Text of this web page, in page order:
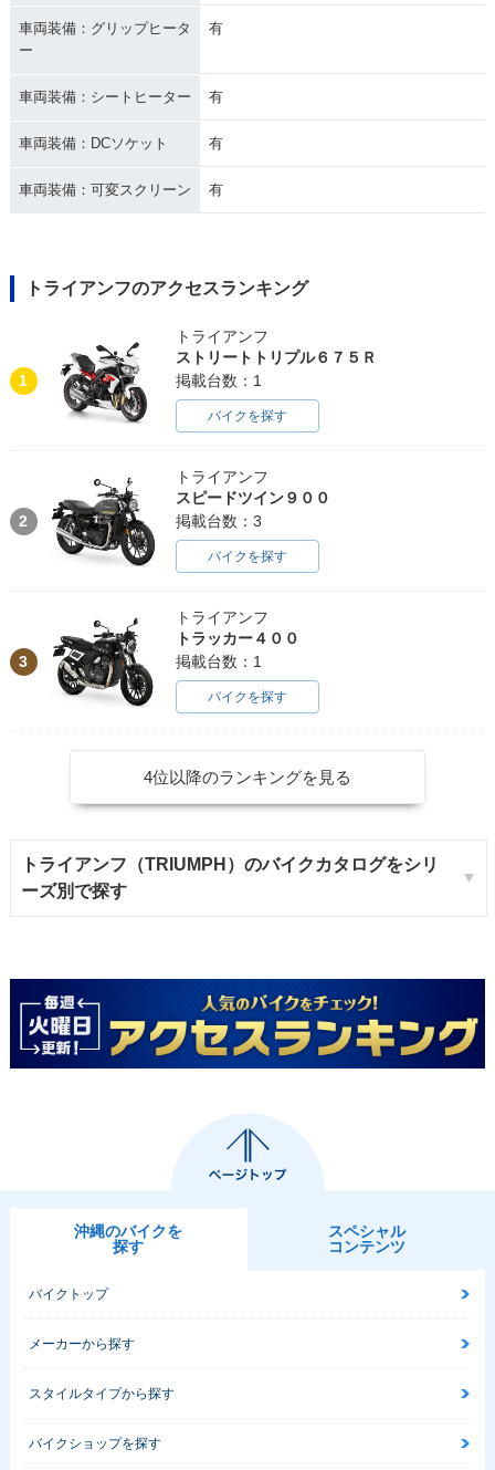
車両装備：グリップヒータ
ー
有
車両装備：シートヒーター 有
車両装備：DCソケット 有
車両装備：可変スクリーン 有
トライアンフのアクセスランキング
1
トライアンフ
ストリートトリプル６７５Ｒ
掲載台数：1
バイクを探す
2
トライアンフ
スピードツイン９００
掲載台数：3
バイクを探す
3
トライアンフ
トラッカー４００
掲載台数：1
バイクを探す
4位以降のランキングを見る
トライアンフ（TRIUMPH）のバイクカタログをシリ
ーズ別で探す
沖縄のバイクを
探す
スペシャル
コンテンツ
バイクトップ
メーカーから探す
スタイルタイプから探す
バイクショップを探す